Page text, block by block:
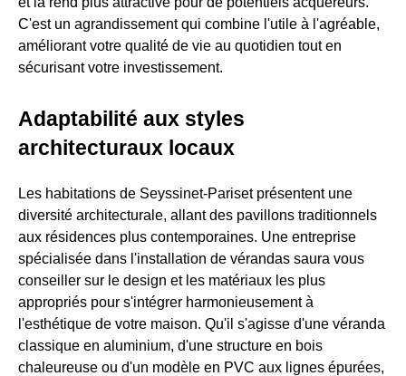
C'est un agrandissement qui combine l'utile à l'agréable,
améliorant votre qualité de vie au quotidien tout en
sécurisant votre investissement.
Adaptabilité aux styles
architecturaux locaux
Les habitations de Seyssinet-Pariset présentent une
diversité architecturale, allant des pavillons traditionnels
aux résidences plus contemporaines. Une entreprise
spécialisée dans l'installation de vérandas saura vous
conseiller sur le design et les matériaux les plus
appropriés pour s'intégrer harmonieusement à
l'esthétique de votre maison. Qu'il s'agisse d'une véranda
classique en aluminium, d'une structure en bois
chaleureuse ou d'un modèle en PVC aux lignes épurées,